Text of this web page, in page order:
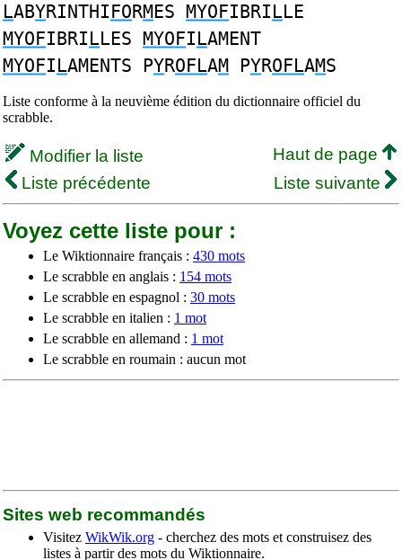
LABYRINTHIFORMES MYOFIBRILLE
MYOFIBRILLES MYOFILAMENT
MYOFILAMENTS PYROFLAM PYROFLAMS
Liste conforme à la neuvième édition du dictionnaire officiel du
scrabble.
Modifier la liste
Haut de page
Liste précédente
Liste suivante
Voyez cette liste pour :
Le Wiktionnaire français : 430 mots
Le scrabble en anglais : 154 mots
Le scrabble en espagnol : 30 mots
Le scrabble en italien : 1 mot
Le scrabble en allemand : 1 mot
Le scrabble en roumain : aucun mot
Sites web recommandés
Visitez WikWik.org - cherchez des mots et construisez des
listes à partir des mots du Wiktionnaire.